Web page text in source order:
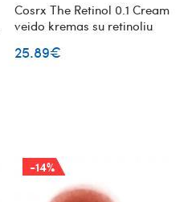
Cosrx The Retinol 0.1 Cream
veido kremas su retinoliu
25.89€
-14%